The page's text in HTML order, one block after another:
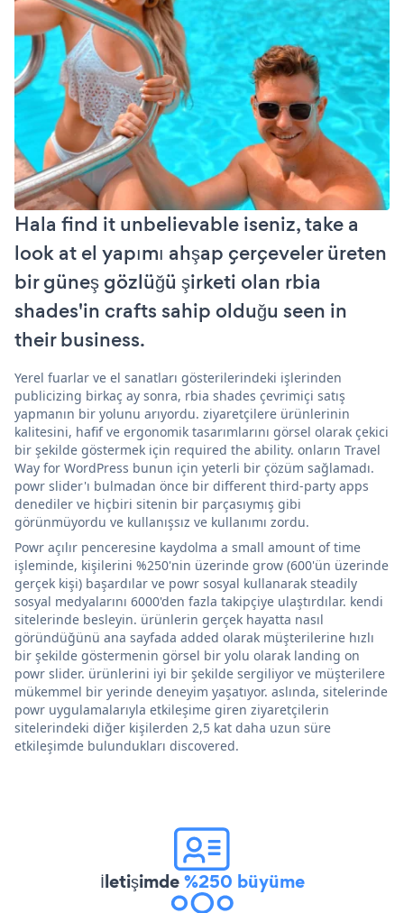
Hala find it unbelievable iseniz, take a
look at el yapımı ahşap çerçeveler üreten
bir güneş gözlüğü şirketi olan rbia
shades'in crafts sahip olduğu seen in
their business.
Yerel fuarlar ve el sanatları gösterilerindeki işlerinden
publicizing birkaç ay sonra, rbia shades çevrimiçi satış
yapmanın bir yolunu arıyordu. ziyaretçilere ürünlerinin
kalitesini, hafif ve ergonomik tasarımlarını görsel olarak çekici
bir şekilde göstermek için required the ability. onların Travel
Way for WordPress bunun için yeterli bir çözüm sağlamadı.
powr slider'ı bulmadan önce bir different third-party apps
denediler ve hiçbiri sitenin bir parçasıymış gibi
görünmüyordu ve kullanışsız ve kullanımı zordu.
Powr açılır penceresine kaydolma a small amount of time
işleminde, kişilerini %250'nin üzerinde grow (600'ün üzerinde
gerçek kişi) başardılar ve powr sosyal kullanarak steadily
sosyal medyalarını 6000'den fazla takipçiye ulaştırdılar. kendi
sitelerinde besleyin. ürünlerin gerçek hayatta nasıl
göründüğünü ana sayfada added olarak müşterilerine hızlı
bir şekilde göstermenin görsel bir yolu olarak landing on
powr slider. ürünlerini iyi bir şekilde sergiliyor ve müşterilere
mükemmel bir yerinde deneyim yaşatıyor. aslında, sitelerinde
powr uygulamalarıyla etkileşime giren ziyaretçilerin
sitelerindeki diğer kişilerden 2,5 kat daha uzun süre
etkileşimde bulundukları discovered.
İletişimde%250 büyüme